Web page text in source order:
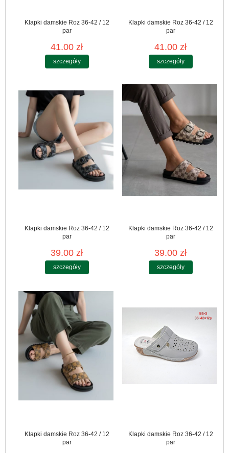
Klapki damskie Roz 36-42 / 12
par
41.00 zł
szczegóły
Klapki damskie Roz 36-42 / 12
par
41.00 zł
szczegóły
Klapki damskie Roz 36-42 / 12
par
39.00 zł
szczegóły
Klapki damskie Roz 36-42 / 12
par
39.00 zł
szczegóły
Klapki damskie Roz 36-42 / 12
par
Klapki damskie Roz 36-42 / 12
par